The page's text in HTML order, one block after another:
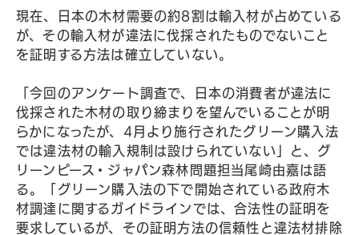
現在、日本の木材需要の約8割は輸入材が占めている
が、その輸入材が違法に伐採されたものでないこと
を証明する方法は確立していない。
「今回のアンケート調査で、日本の消費者が違法に
伐採された木材の取り締まりを望んでいることが明
らかになったが、4月より施行されたグリーン購入法
では違法材の輸入規制は設けられていない」と、グ
リーンピース・ジャパン森林問題担当尾崎由嘉は語
る。「グリーン購入法の下で開始されている政府木
材調達に関するガイドラインでは、合法性の証明を
要求しているが、その証明方法の信頼性と違法材排除